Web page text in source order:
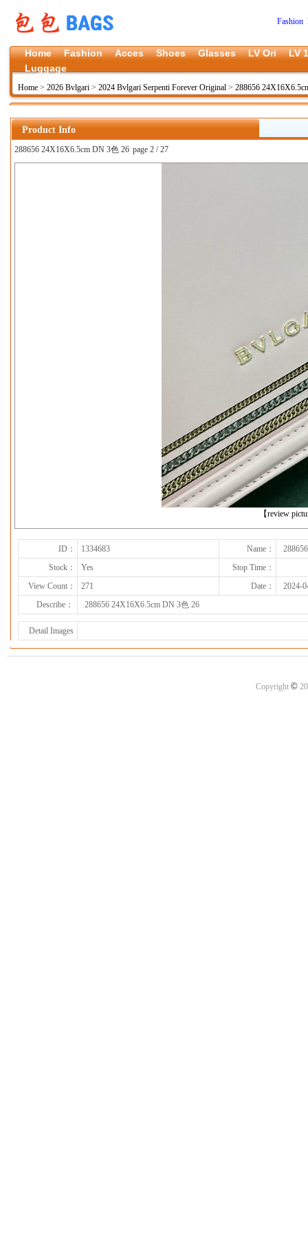
Fashion
Home Fashion Acces Shoes Glasses LV Ori
LV
Luggage
Home > 2026 Bvlgari > 2024 Bvlgari Serpenti Forever Original > 288656
Product Info
288656 24X16X6.5cm DN 3色 26 page 2 / 27
【review
下一张
ID： 1334683 Name：
Stock：
Yes
Stop Time：
View Count：
271 Date：
2024-
Describe：
288656 24X16X6.5cm DN 3色 26
Detail Images
Copyright ©